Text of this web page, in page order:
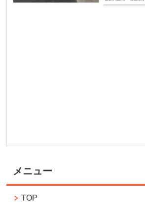
メニュー
TOP